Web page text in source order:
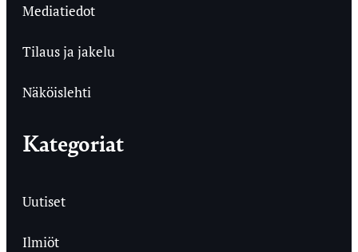
Mediatiedot
Tilaus ja jakelu
Näköislehti
Kategoriat
Uutiset
Ilmiöt